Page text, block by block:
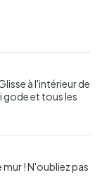
à l'intérieur de
gode et tous les
mur ! N'oubliez pas